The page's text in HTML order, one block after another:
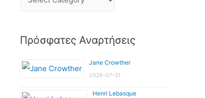
Πρόσφατες Αναρτήσεις
Jane Crowther
2026-07-31
Henri Lebasque